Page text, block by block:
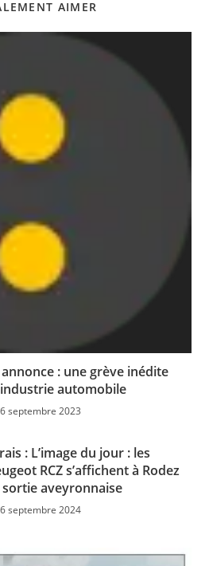
AIMER
: une grève inédite
automobile
septembre 2023
: L’image du jour : les
RCZ s’affichent à Rodez
sortie aveyronnaise
septembre 2024